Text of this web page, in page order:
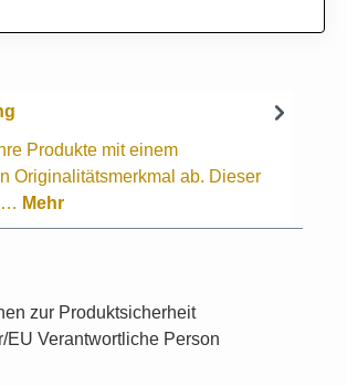
Produkte mit einem
Originalitätsmerkmal ab. Dieser
Mehr
zur Produktsicherheit
EU Verantwortliche Person